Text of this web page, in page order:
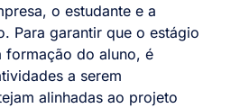
o estudante e a
Para garantir que o estágio
formação do aluno, é
a serem
alinhadas ao projeto